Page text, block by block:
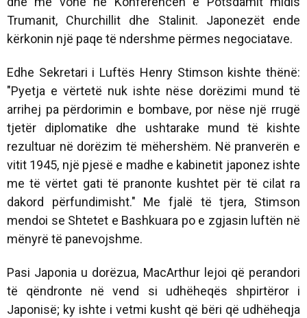
Trumanit, Churchillit dhe Stalinit. Japonezët ende
kërkonin një paqe të ndershme përmes negociatave.
Edhe Sekretari i Luftës Henry Stimson kishte thënë:
"Pyetja e vërtetë nuk ishte nëse dorëzimi mund të
arrihej pa përdorimin e bombave, por nëse një rrugë
tjetër diplomatike dhe ushtarake mund të kishte
rezultuar në dorëzim të mëhershëm. Në pranverën e
vitit 1945, një pjesë e madhe e kabinetit japonez ishte
me të vërtet gati të pranonte kushtet për të cilat ra
dakord përfundimisht." Me fjalë të tjera, Stimson
mendoi se Shtetet e Bashkuara po e zgjasin luftën në
mënyrë të panevojshme.
Pasi Japonia u dorëzua, MacArthur lejoi që perandori
të qëndronte në vend si udhëheqës shpirtëror i
Japonisë; ky ishte i vetmi kusht që bëri që udhëheqja